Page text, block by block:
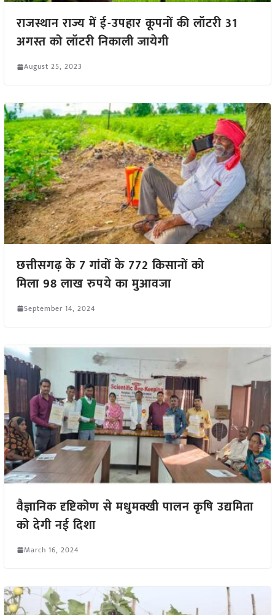
राजस्थान राज्य में ई-उपहार कूपनों की लॉटरी 31
अगस्त को लॉटरी निकाली जायेगी
August 25, 2023
छत्तीसगढ़ के 7 गांवों के 772 किसानों को
मिला 98 लाख रुपये का मुआवजा
September 14, 2024
वैज्ञानिक दृष्टिकोण से मधुमक्खी पालन कृषि उद्यमिता
को देगी नई दिशा
March 16, 2024